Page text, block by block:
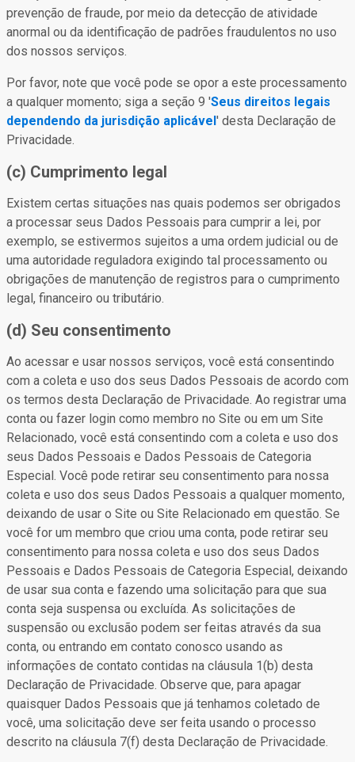
prevenção de fraude, por meio da detecção de atividade
anormal ou da identificação de padrões fraudulentos no uso
dos nossos serviços.
Por favor, note que você pode se opor a este processamento
a qualquer momento; siga a seção 9 'Seus direitos legais
dependendo da jurisdição aplicável' desta Declaração de
Privacidade.
(c) Cumprimento legal
Existem certas situações nas quais podemos ser obrigados
a processar seus Dados Pessoais para cumprir a lei, por
exemplo, se estivermos sujeitos a uma ordem judicial ou de
uma autoridade reguladora exigindo tal processamento ou
obrigações de manutenção de registros para o cumprimento
legal, financeiro ou tributário.
(d) Seu consentimento
Ao acessar e usar nossos serviços, você está consentindo
com a coleta e uso dos seus Dados Pessoais de acordo com
os termos desta Declaração de Privacidade. Ao registrar uma
conta ou fazer login como membro no Site ou em um Site
Relacionado, você está consentindo com a coleta e uso dos
seus Dados Pessoais e Dados Pessoais de Categoria
Especial. Você pode retirar seu consentimento para nossa
coleta e uso dos seus Dados Pessoais a qualquer momento,
deixando de usar o Site ou Site Relacionado em questão. Se
você for um membro que criou uma conta, pode retirar seu
consentimento para nossa coleta e uso dos seus Dados
Pessoais e Dados Pessoais de Categoria Especial, deixando
de usar sua conta e fazendo uma solicitação para que sua
conta seja suspensa ou excluída. As solicitações de
suspensão ou exclusão podem ser feitas através da sua
conta, ou entrando em contato conosco usando as
informações de contato contidas na cláusula 1(b) desta
Declaração de Privacidade. Observe que, para apagar
quaisquer Dados Pessoais que já tenhamos coletado de
você, uma solicitação deve ser feita usando o processo
descrito na cláusula 7(f) desta Declaração de Privacidade.